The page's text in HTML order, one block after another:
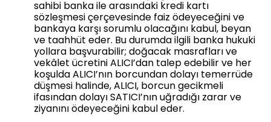
sahibi banka ile arasındaki kredi kartı
sözleşmesi çerçevesinde faiz ödeyeceğini ve
bankaya karşı sorumlu olacağını kabul, beyan
ve taahhüt eder. Bu durumda ilgili banka hukuki
yollara başvurabilir; doğacak masrafları ve
vekâlet ücretini ALICI’dan talep edebilir ve her
koşulda ALICI’nın borcundan dolayı temerrüde
düşmesi halinde, ALICI, borcun gecikmeli
ifasından dolayı SATICI’nın uğradığı zarar ve
ziyanını ödeyeceğini kabul eder.